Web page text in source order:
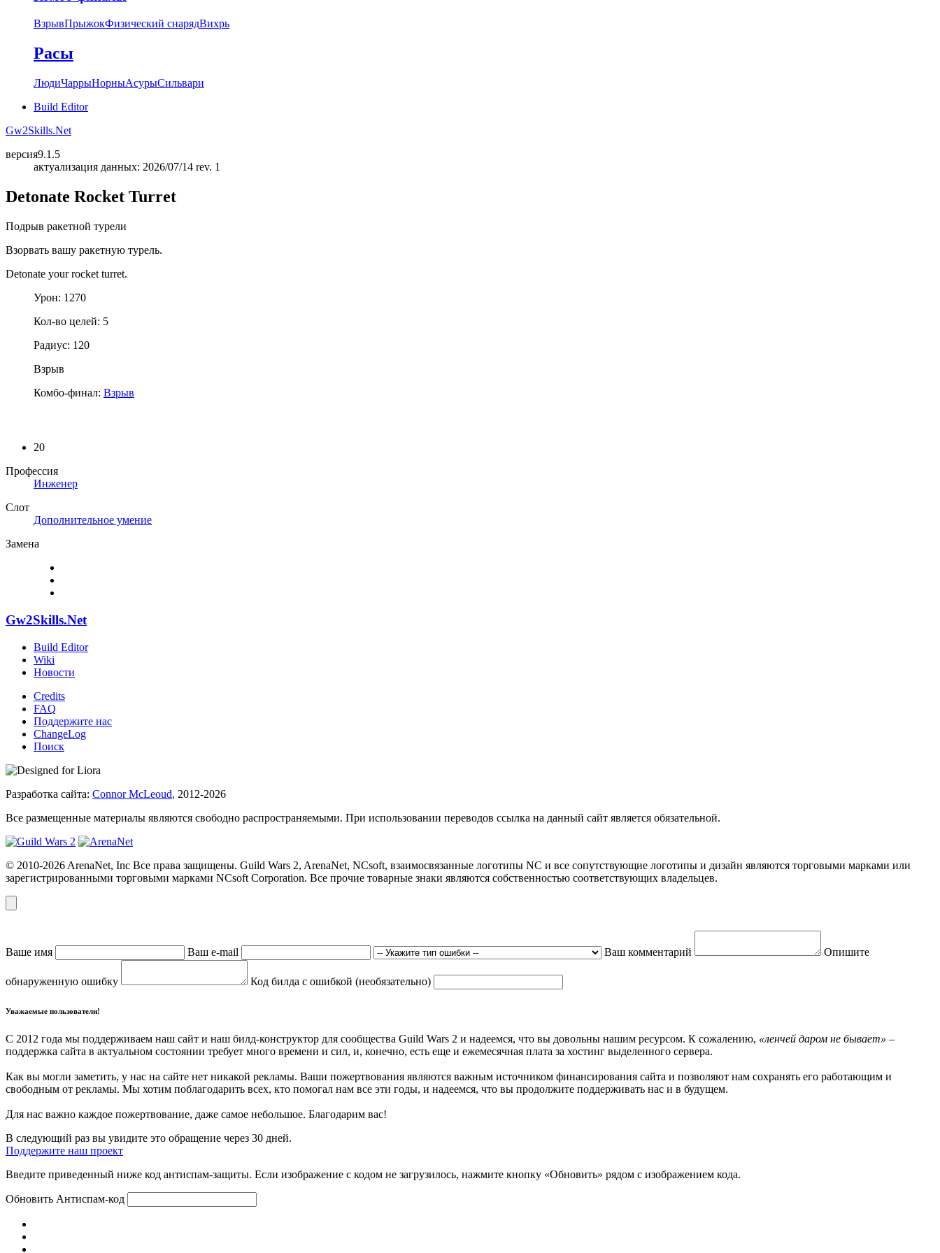
ВзрывПрыжокФизический снарядВихрь
Расы
ЛюдиЧаррыНорныАсурыСильвари
Build Editor
Gw2Skills.Net
версия9.1.5
актуализация данных: 2026/07/14 rev. 1
Detonate Rocket Turret
Подрыв ракетной турели
Взорвать вашу ракетную турель.
Detonate your rocket turret.
Урон: 1270
Кол-во целей: 5
Радиус: 120
Взрыв
Комбо-финал: Взрыв
20
Профессия
Инженер
Слот
Дополнительное умение
Замена
Gw2Skills.Net
Build Editor
Wiki
Новости
Credits
FAQ
Поддержите нас
ChangeLog
Поиск
Разработка сайта: Connor McLeoud, 2012-2026
Все размещенные материалы являются свободно распространяемыми. При использовании переводов ссылка на данный сайт является обязательной.
© 2010-2026 ArenaNet, Inc Все права защищены. Guild Wars 2, ArenaNet, NCsoft, взаимосвязанные логотипы NC и все сопутствующие логотипы и дизайн являются торговыми марками или
зарегистрированными торговыми марками NCsoft Corporation. Все прочие товарные знаки являются собственностью соответствующих владельцев.
Ваше имя Ваш e-mail Ваш комментарий Опишите
обнаруженную ошибку Код билда с ошибкой (необязательно)
Уважаемые пользователи!
С 2012 года мы поддерживаем наш сайт и наш билд-конструктор для сообщества Guild Wars 2 и надеемся, что вы довольны нашим ресурсом. К сожалению, «ленчей даром не бывает» –
поддержка сайта в актуальном состоянии требует много времени и сил, и, конечно, есть еще и ежемесячная плата за хостинг выделенного сервера.
Как вы могли заметить, у нас на сайте нет никакой рекламы. Ваши пожертвования являются важным источником финансирования сайта и позволяют нам сохранять его работающим и
свободным от рекламы. Мы хотим поблагодарить всех, кто помогал нам все эти годы, и надеемся, что вы продолжите поддерживать нас и в будущем.
Для нас важно каждое пожертвование, даже самое небольшое. Благодарим вас!
В следующий раз вы увидите это обращение через 30 дней.
Поддержите наш проект
Введите приведенный ниже код антиспам-защиты. Если изображение с кодом не загрузилось, нажмите кнопку «Обновить» рядом с изображением кода.
Обновить Антиспам-код